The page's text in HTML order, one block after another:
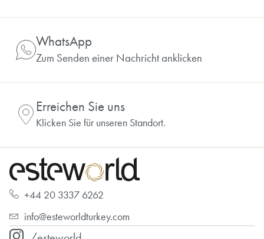
WhatsApp
Zum Senden einer Nachricht anklicken
Erreichen Sie uns
Klicken Sie für unseren Standort.
+44 20 3337 6262
info@esteworldturkey.com